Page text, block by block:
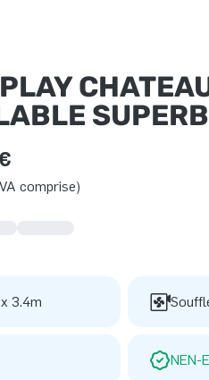
comprise)
3.4m
NEN-